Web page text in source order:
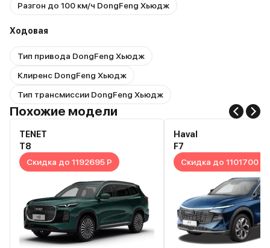
Разгон до 100 км/ч DongFeng Хьюдж
Ходовая
Тип привода DongFeng Хьюдж
Клиренс DongFeng Хьюдж
Тип трансмиссии DongFeng Хьюдж
Похожие модели
TENET
T8
Скидка до 1192695 Р
Haval
F7
Скидка до 1101700 Р